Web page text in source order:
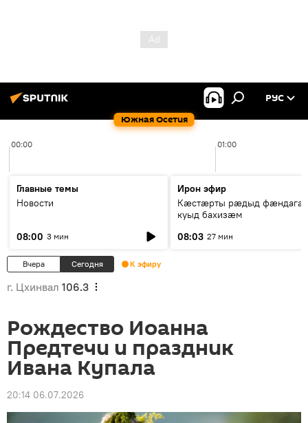
Южная Осетия
РУС
00:00 01:00
Главные темы
Новости
08:00 3 мин
Ирон эфир
Кæстæрты рæдыд
куыд бахизæм
08:03 27 мин
Вчера Сегодня К эфиру
г. Цхинвал 106.3
Рождество Иоанна
Предтечи и праздник
Ивана Купала
20:14 06.07.2026